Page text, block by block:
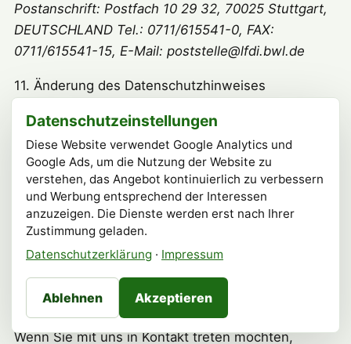
Postanschrift: Postfach 10 29 32, 70025 Stuttgart,
DEUTSCHLAND Tel.: 0711/615541-0, FAX:
0711/615541-15, E-Mail: poststelle@lfdi.bwl.de
11. Änderung des Datenschutzhinweises
Wir behalten uns das Recht vor, unsere
Sicherheits- und Datenschutzmaßnahmen zu
verändern, soweit dies wegen der technischen
Entwicklung erforderlich ist. In diesen Fällen
werden wir auch unsere Hinweise zum
Datenschutz entsprechend anpassen. Bitte
beachten Sie daher die jeweils aktuelle Version
12. Kontakt
Wenn Sie mit uns in Kontakt treten möchten,
Datenschutzeinstellungen
Diese Website verwendet Google Analytics und
Google Ads, um die Nutzung der Website zu
verstehen, das Angebot kontinuierlich zu verbessern
und Werbung entsprechend der Interessen
anzuzeigen. Die Dienste werden erst nach Ihrer
Zustimmung geladen.
Datenschutzerklärung · Impressum
Ablehnen Akzeptieren